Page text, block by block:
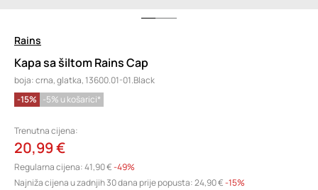
Rains
Kapa sa šiltom Rains Cap
boja: crna, glatka, 13600.01-01.Black
-15% -5% u košarici*
Trenutna cijena:
20,99 €
Regularna cijena:41,90 €-49%
Najniža cijena u zadnjih 30 dana prije popusta:24,90 € -15%